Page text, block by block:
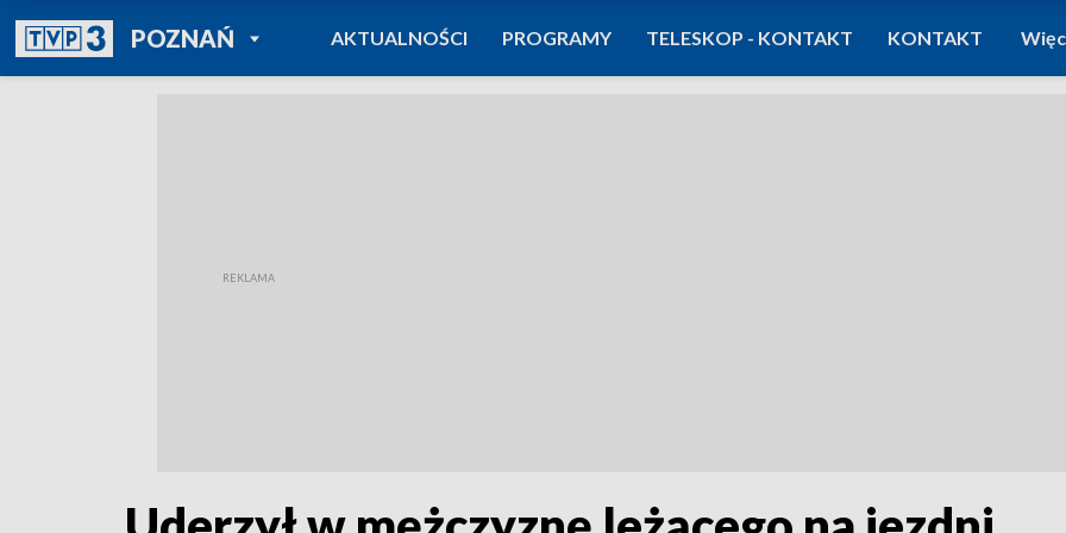
POZNAŃPOWRÓT DO
TVP REGIONY
AKTUALNOŚCI PROGRAMY TELESKOP - KONTAKT KONTAKT